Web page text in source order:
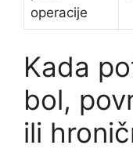
operacije
Kada
bol,
ili